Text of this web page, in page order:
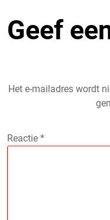
Geef
Het e-mailadres wordt
Reactie *